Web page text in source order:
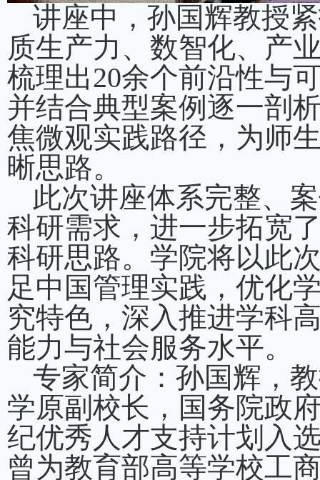
讲座中，孙国辉教授
质生产力、数智化、产
梳理出20余个前沿性与
并结合典型案例逐一剖
焦微观实践路径，为师
晰思路。
此次讲座体系完整、
科研需求，进一步拓宽
科研思路。学院将以此
足中国管理实践，优化
究特色，深入推进学科
能力与社会服务水平。
专家简介：孙国辉，
学原副校长，国务院政
纪优秀人才支持计划入
曾为教育部高等学校工